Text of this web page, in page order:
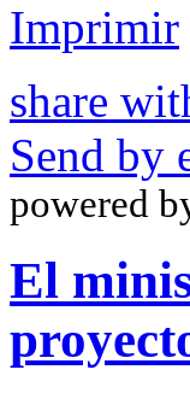
Imprimir
share
Send by
powered
El